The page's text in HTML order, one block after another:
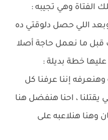
الفتاة وهي تجيبه :
اللي حصل دلوقتي ده
قبل ما نعمل حاجة أصلا
خطة بديلة :
وهنعرفه إننا عرفنا كل
يقتلنا ، احنا هنفضل هنا
وهنا هنلاعبه على